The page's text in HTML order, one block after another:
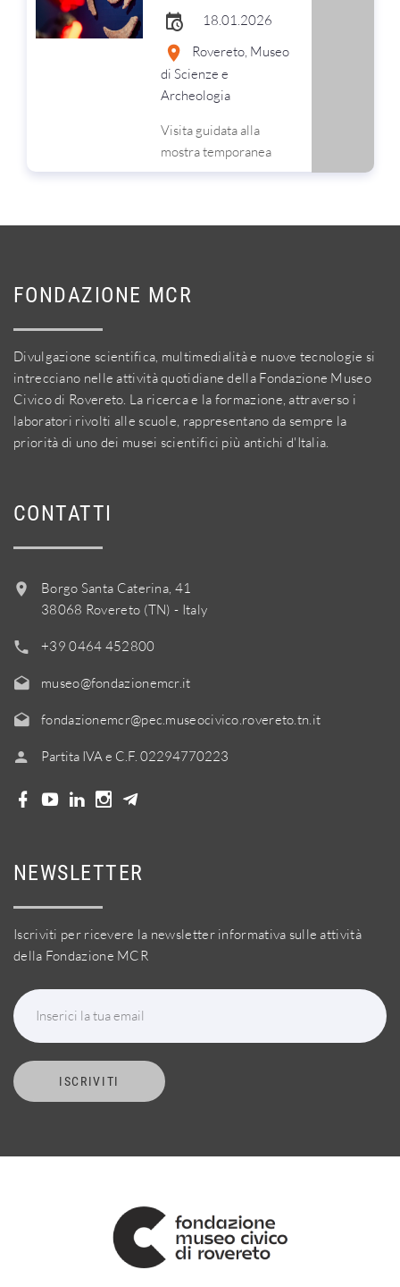
18.01.2026
Rovereto, Museo
di Scienze e
Archeologia
Visita guidata alla
mostra temporanea
FONDAZIONE MCR
Divulgazione scientifica, multimedialità e nuove tecnologie si
intrecciano nelle attività quotidiane della Fondazione Museo
Civico di Rovereto. La ricerca e la formazione, attraverso i
laboratori rivolti alle scuole, rappresentano da sempre la
priorità di uno dei musei scientifici più antichi d'Italia.
CONTATTI
Borgo Santa Caterina, 41
38068 Rovereto (TN) - Italy
+39 0464 452800
museo@fondazionemcr.it
fondazionemcr@pec.museocivico.rovereto.tn.it
Partita IVA e C.F. 02294770223
NEWSLETTER
Iscriviti per ricevere la newsletter informativa sulle attività
della Fondazione MCR
Inserici la tua email
ISCRIVITI